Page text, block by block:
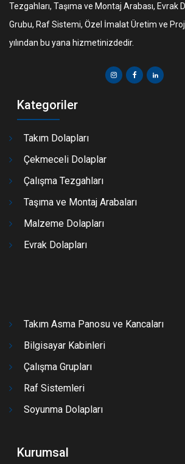
Tezgahları, Taşıma ve Montaj Arabası, Evrak
Grubu, Raf Sistemi, Özel İmalat Üretim ve
yılından bu yana hizmetinizdedir.
Kategoriler
Takım Dolapları
Çekmeceli Dolaplar
Çalışma Tezgahları
Taşıma ve Montaj Arabaları
Malzeme Dolapları
Evrak Dolapları
Takım Asma Panosu ve Kancaları
Bilgisayar Kabinleri
Çalışma Grupları
Raf Sistemleri
Soyunma Dolapları
Kurumsal